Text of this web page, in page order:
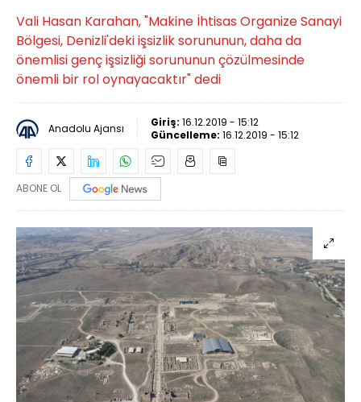
Vali Hasan Karahan, "Makine İhtisas Organize Sanayi
Bölgesi, Denizli'deki işsizlik sorununun, daha da
önemlisi genç işsizliği sorununun çözülmesinde
önemli bir rol oynayacaktır" dedi
Anadolu Ajansı Giriş: 16.12.2019 - 15:12
Güncelleme: 16.12.2019 - 15:12
ABONE OL